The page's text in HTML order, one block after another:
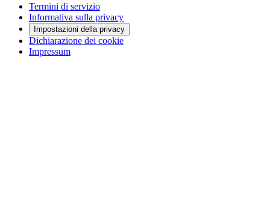
Termini di servizio
Informativa sulla privacy
Impostazioni della privacy
Dichiarazione dei cookie
Impressum